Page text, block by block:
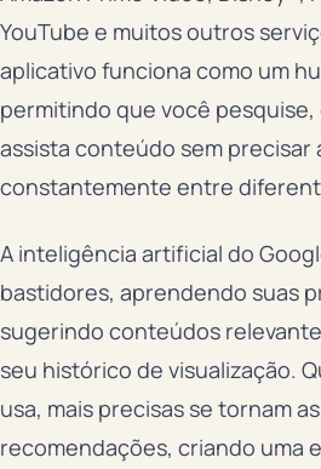
YouTube e muitos outros
aplicativo funciona como um
permitindo que você pesquise,
assista conteúdo sem precisar
constantemente entre
A inteligência artificial do
bastidores, aprendendo suas
sugerindo conteúdos
seu histórico de visualização.
usa, mais precisas se tornam as
recomendações, criando uma